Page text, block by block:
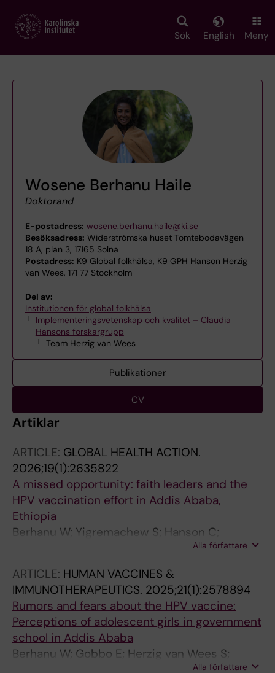
main
Sök English Meny
Wosene Berhanu Haile
Doktorand
E-postadress: wosene.berhanu.haile@ki.se
Besöksadress: Widerströmska huset Tomtebodavägen
18 A, plan 3, 17165 Solna
Postadress: K9 Global folkhälsa, K9 GPH Hanson Herzig
van Wees, 171 77 Stockholm
Del av:
Institutionen för global folkhälsa
Implementeringsvetenskap och kvalitet – Claudia
Hansons forskargrupp
Team Herzig van Wees
Publikationer
CV
Artiklar
ARTICLE: GLOBAL HEALTH ACTION.
2026;19(1):2635822
A missed opportunity: faith leaders and the
HPV vaccination effort in Addis Ababa,
Ethiopia
Berhanu W; Yigremachew S; Hanson C;
Avermark H; Addissie A; Herzig Van Wees S
Alla författare
ARTICLE: HUMAN VACCINES &
IMMUNOTHERAPEUTICS. 2025;21(1):2578894
Rumors and fears about the HPV vaccine:
Perceptions of adolescent girls in government
school in Addis Ababa
Berhanu W; Gobbo E; Herzig van Wees S;
Alla författare